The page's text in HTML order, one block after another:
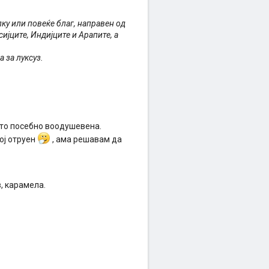
или повеќе благ, направен од
Индијците и Арапите, а
луксуз.
посебно воодушевена.
отруен
, ама решавам да
карамела.